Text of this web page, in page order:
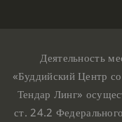
Деятельность
«Буддийский Центр
Тендар Линг»
ст. 24.2